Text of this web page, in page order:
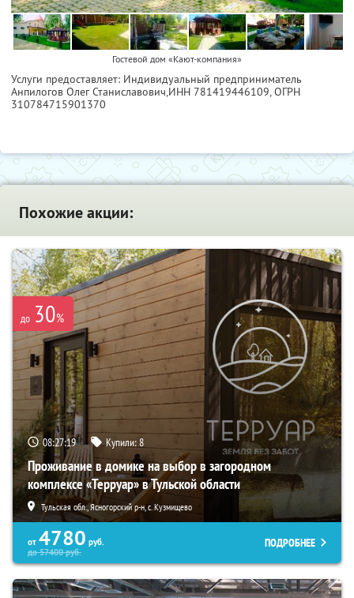
Гостевой дом «Кают-компания»
Услуги предоставляет: Индивидуальный предприниматель
Анпилогов Олег Станиславович,ИНН 781419446109, ОГРН
310784715901370
Похожие акции:
до 30%
08:27:18 Купили:8
Проживание в домике на выбор в загородном
комплексе «Терруар» в Тульской области
Тульская обл., Ясногорский р-н, с. Кузмищево
от 4780 руб.
до57400руб.
ПОДРОБНЕЕ